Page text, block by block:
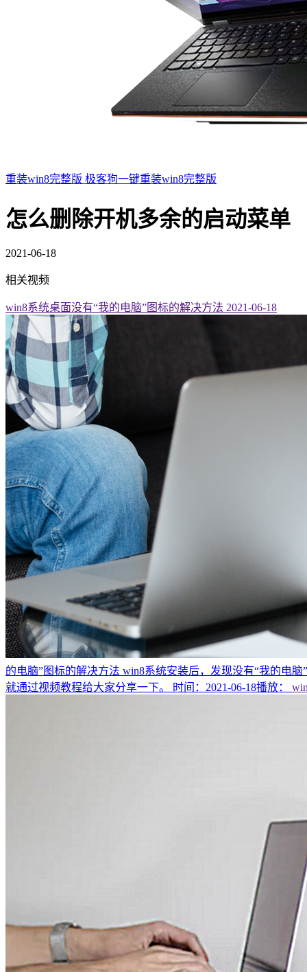
重装win8完整版 极客狗一键重装win8完整版
怎么删除开机多余的启动菜单
2021-06-18
相关视频
win8系统桌面没有“我的电脑”图标的解决方法 2021-06-18
的电脑”图标的解决方法 win8系统安装后，发现没有“我的电
就通过视频教程给大家分享一下。
时间：2021-06-18播放：